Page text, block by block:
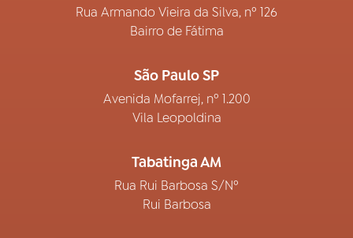
Rua Armando Vieira da Silva, nº 126
Bairro de Fátima
São Paulo SP
Avenida Mofarrej, nº 1.200
Vila Leopoldina
Tabatinga AM
Rua Rui Barbosa S/Nº
Rui Barbosa